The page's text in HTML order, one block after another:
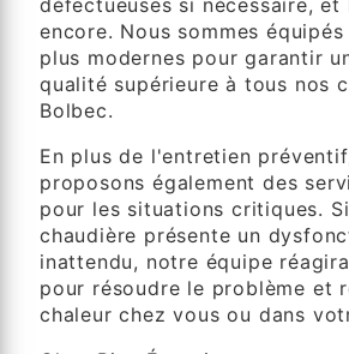
défectueuses si nécessaire, et
encore. Nous sommes
plus modernes pour garantir
qualité supérieure à tous nos
Bolbec.
En plus de l'entretien
proposons également des
pour les situations critiques.
chaudière présente un
inattendu, notre équipe
pour résoudre le problème et
chaleur chez vous ou dans